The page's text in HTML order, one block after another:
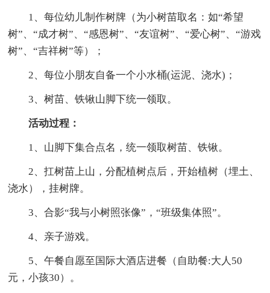
1、每位幼儿制作树牌（为小树苗取名：如“希望
树”、“成才树”、“感恩树”、“友谊树”、“爱心树”、“游戏
树”、“吉祥树”等）；
2、每位小朋友自备一个小水桶(运泥、浇水)；
3、树苗、铁锹山脚下统一领取。
活动过程：
1、山脚下集合点名，统一领取树苗、铁锹。
2、扛树苗上山，分配植树点后，开始植树（埋土、
浇水），挂树牌。
3、合影“我与小树照张像”，“班级集体照”。
4、亲子游戏。
5、午餐自愿至国际大酒店进餐（自助餐:大人50
元，小孩30）。